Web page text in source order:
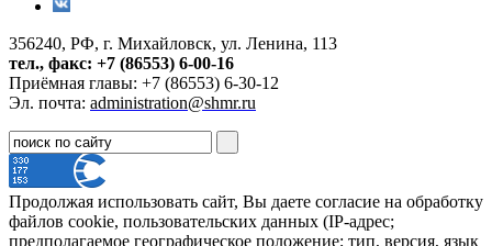
356240, РФ, г. Михайловск, ул. Ленина, 113
тел., факс: +7 (86553) 6-00-16
Приёмная главы: +7 (86553) 6-30-12
Эл. почта: administration@shmr.ru
Продолжая использовать сайт, Вы даете согласие на обработку
файлов cookie, пользовательских данных (IP-адрес;
предполагаемое географическое положение; тип, версия, язык